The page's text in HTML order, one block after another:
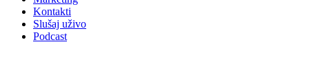
Kontakti
Slušaj uživo
Podcast